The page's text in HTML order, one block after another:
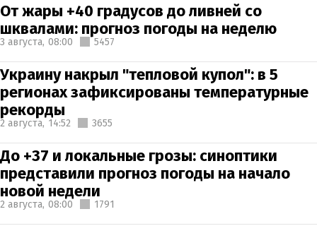
От жары +40 градусов до ливней со
шквалами: прогноз погоды на неделю
3 августа, 08:00 5457
Украину накрыл "тепловой купол": в 5
регионах зафиксированы температурные
рекорды
2 августа, 14:52 3655
До +37 и локальные грозы: синоптики
представили прогноз погоды на начало
новой недели
2 августа, 08:00 1791